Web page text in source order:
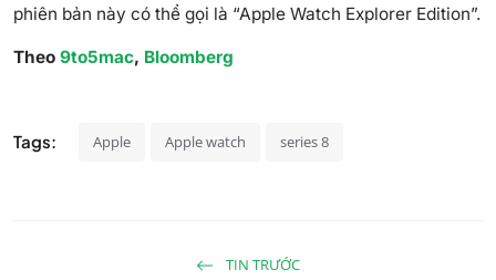
phiên bản này có thể gọi là “Apple Watch Explorer Edition”.
Theo 9to5mac, Bloomberg
Tags: Apple Apple watch series 8
TIN TRƯỚC